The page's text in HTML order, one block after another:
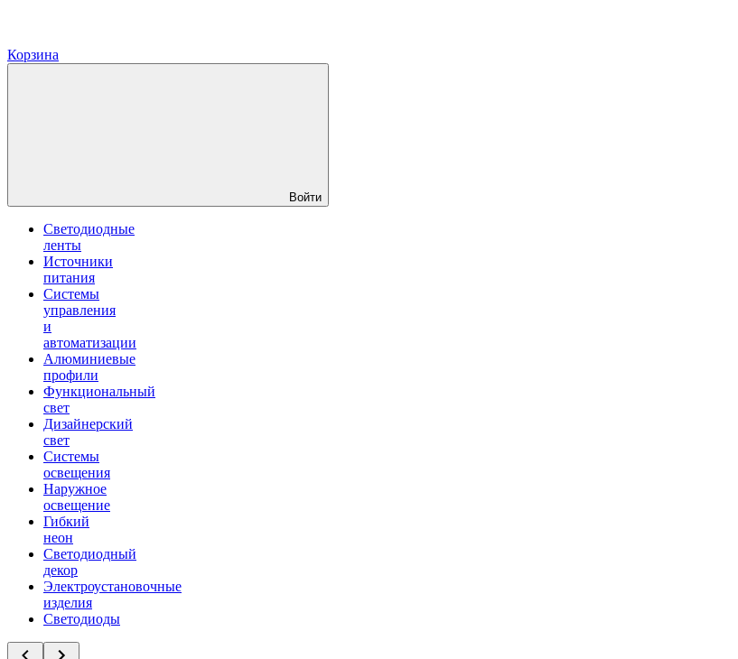
Корзина
Войти
Светодиодные
ленты
Источники
питания
Системы
управления
и
автоматизации
Алюминиевые
профили
Функциональный
свет
Дизайнерский
свет
Системы
освещения
Наружное
освещение
Гибкий
неон
Светодиодный
декор
Электроустановочные
изделия
Светодиоды